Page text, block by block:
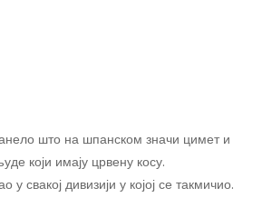
што на шпанском значи цимет и
који имају црвену косу.
у свакој дивизији у којој се такмичио.